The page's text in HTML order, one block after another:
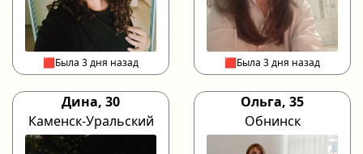
🟥Была 3 дня назад 🟥Была 3 дня назад
Дина, 30
Каменск-Уральский
Ольга, 35
Обнинск